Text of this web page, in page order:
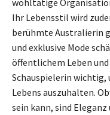
wohltätige
Ihr Lebensstil wird
berühmte Australierin
und exklusive Mode
öffentlichem Leben
Schauspielerin wichtig,
Lebens auszuhalten.
sein kann, sind